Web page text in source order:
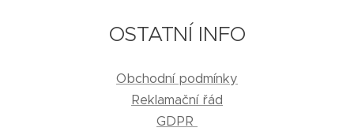
OSTATNÍ INFO
Obchodní podmínky
Reklamační řád
GDPR